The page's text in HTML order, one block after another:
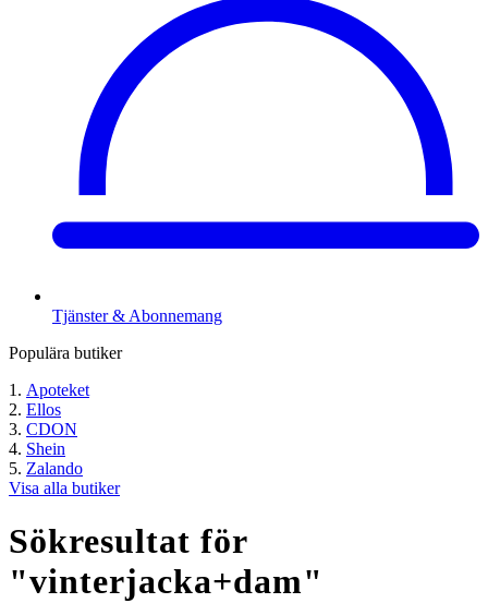
Tjänster & Abonnemang
Populära butiker
Apoteket
Ellos
CDON
Shein
Zalando
Visa alla butiker
Sökresultat för
"vinterjacka+dam"